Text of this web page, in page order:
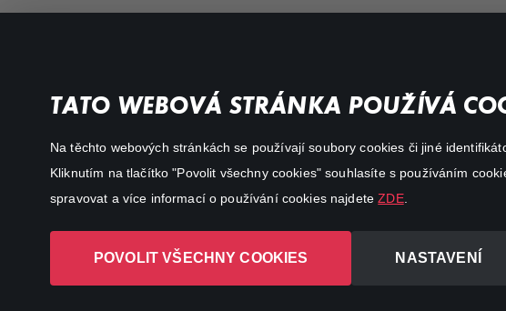
TATO WEBOVÁ STRÁNKA POUŽÍVÁ
Na těchto webových stránkách se používají soubory cookies či jiné
Kliknutím na tlačítko "Povolit všechny cookies" souhlasíte s používáním
spravovat a více informací o používání cookies najdeteZDE.
POVOLIT VŠECHNY COOKIES NASTAVENÍ
Action